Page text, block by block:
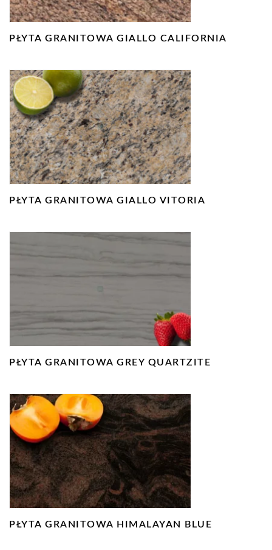
PŁYTA GRANITOWA GIALLO CALIFORNIA
PŁYTA GRANITOWA GIALLO VITORIA
PŁYTA GRANITOWA GREY QUARTZITE
PŁYTA GRANITOWA HIMALAYAN BLUE